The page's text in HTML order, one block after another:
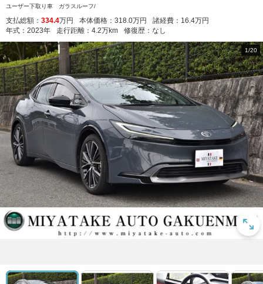
ユーザー下取り車 ガラスルーフ/
支払総額： 334.4万円 本体価格： 318.0万円 諸経費： 16.4万円
年式： 2023年 走行距離： 4.2万km 修復歴： なし
1/20